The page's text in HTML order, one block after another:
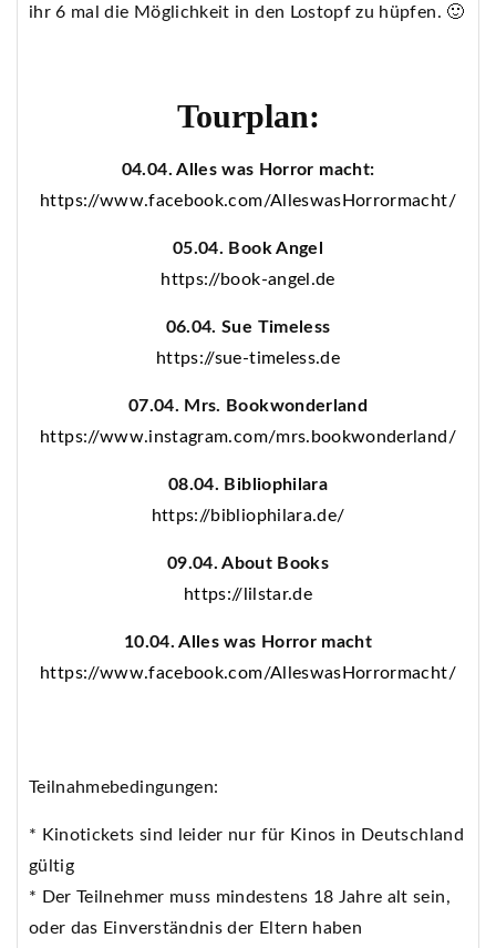
ihr 6 mal die Möglichkeit in den Lostopf zu hüpfen. 🙂
Tourplan:
04.04. Alles was Horror macht:
https://www.facebook.com/AlleswasHorrormacht/
05.04. Book Angel
https://book-angel.de
06.04. Sue Timeless
https://sue-timeless.de
07.04. Mrs. Bookwonderland
https://www.instagram.com/mrs.bookwonderland/
08.04. Bibliophilara
https://bibliophilara.de/
09.04. About Books
https://lilstar.de
10.04. Alles was Horror macht
https://www.facebook.com/AlleswasHorrormacht/
Teilnahmebedingungen:
* Kinotickets sind leider nur für Kinos in Deutschland
gültig
* Der Teilnehmer muss mindestens 18 Jahre alt sein,
oder das Einverständnis der Eltern haben